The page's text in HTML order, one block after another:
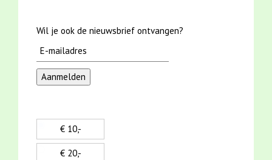
Wil je ook de nieuwsbrief ontvangen?
€ 10,-
€ 20,-